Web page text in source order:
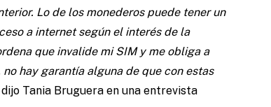
Lo de los monederos puede tener un
a internet según el interés de la
que invalide mi SIM y me obliga a
hay garantía alguna de que con estas
dijo Tania Bruguera en una entrevista